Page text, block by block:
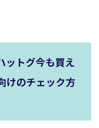
ットグ今も買え
けのチェック方